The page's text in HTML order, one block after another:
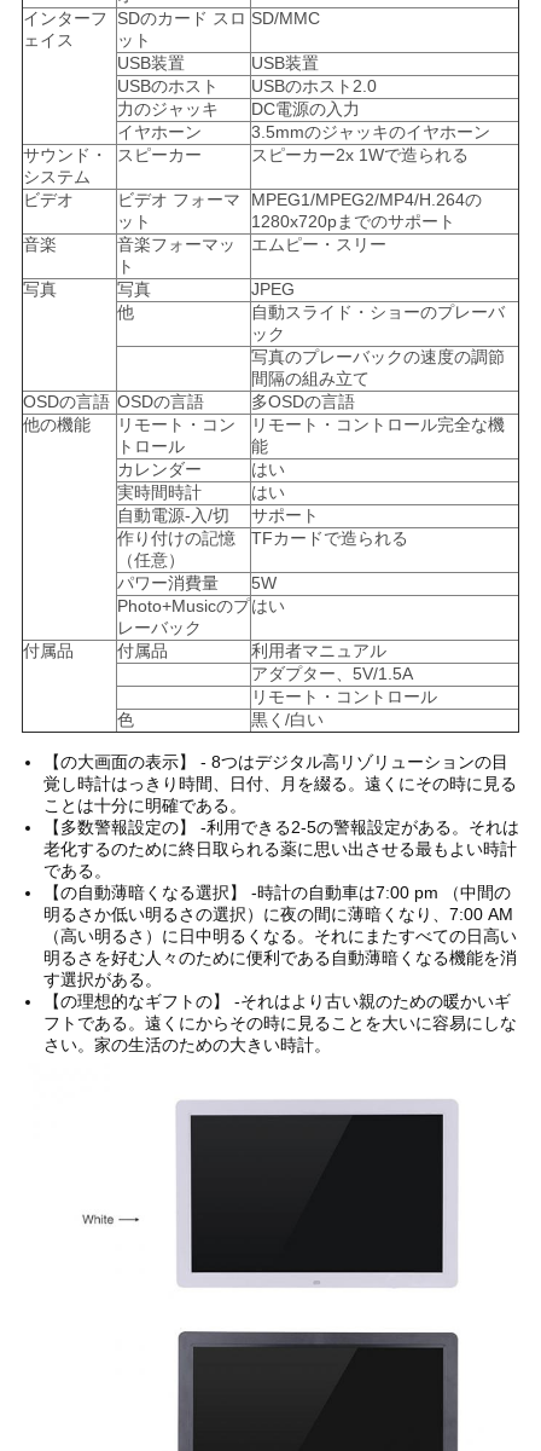
し
さ
い
地
PRIVACY
インターフ
ェイス
SDのカード スロ
ット
SD/MMC
USB装置
USB装置
USBのホスト
USBのホスト2.0
力のジャッキ
DC電源の入力
イヤホーン
3.5mmのジャッキのイヤホーン
サウンド・
システム
スピーカー スピーカー2x 1Wで造られる
ビデオ
ビデオ フォーマ
ット
MPEG1/MPEG2/MP4/H.264の
1280x720pまでのサポート
音楽
音楽フォーマッ
ト
エムピー・スリー
写真 写真
JPEG
他
自動スライド・ショーのプレーバ
ック
写真のプレーバックの速度の調節
間隔の組み立て
OSDの言語 OSDの言語
多OSDの言語
他の機能
リモート・コン
トロール
リモート・コントロール完全な機
能
カレンダー
はい
実時間時計
はい
自動電源-入/切
サポート
作り付けの記憶
（任意）
TFカードで造られる
パワー消費量
5W
Photo+Musicのプ
レーバック
はい
付属品 付属品
利用者マニュアル
アダプター、5V/1.5A
リモート・コントロール
色
黒く/白い
【の大画面の表示】 - 8つはデジタル高リゾリューションの目
覚し時計はっきり時間、日付、月を綴る。遠くにその時に見る
ことは十分に明確である。
【多数警報設定の】 -利用できる2-5の警報設定がある。それは
老化するのために終日取られる薬に思い出させる最もよい時計
である。
【の自動薄暗くなる選択】 -時計の自動車は7:00 pm （中間の
明るさか低い明るさの選択）に夜の間に薄暗くなり、7:00 AM
（高い明るさ）に日中明るくなる。それにまたすべての日高い
明るさを好む人々のために便利である自動薄暗くなる機能を消
す選択がある。
【の理想的なギフトの】 -それはより古い親のための暖かいギ
フトである。遠くにからその時に見ることを大いに容易にしな
さい。家の生活のための大きい時計。